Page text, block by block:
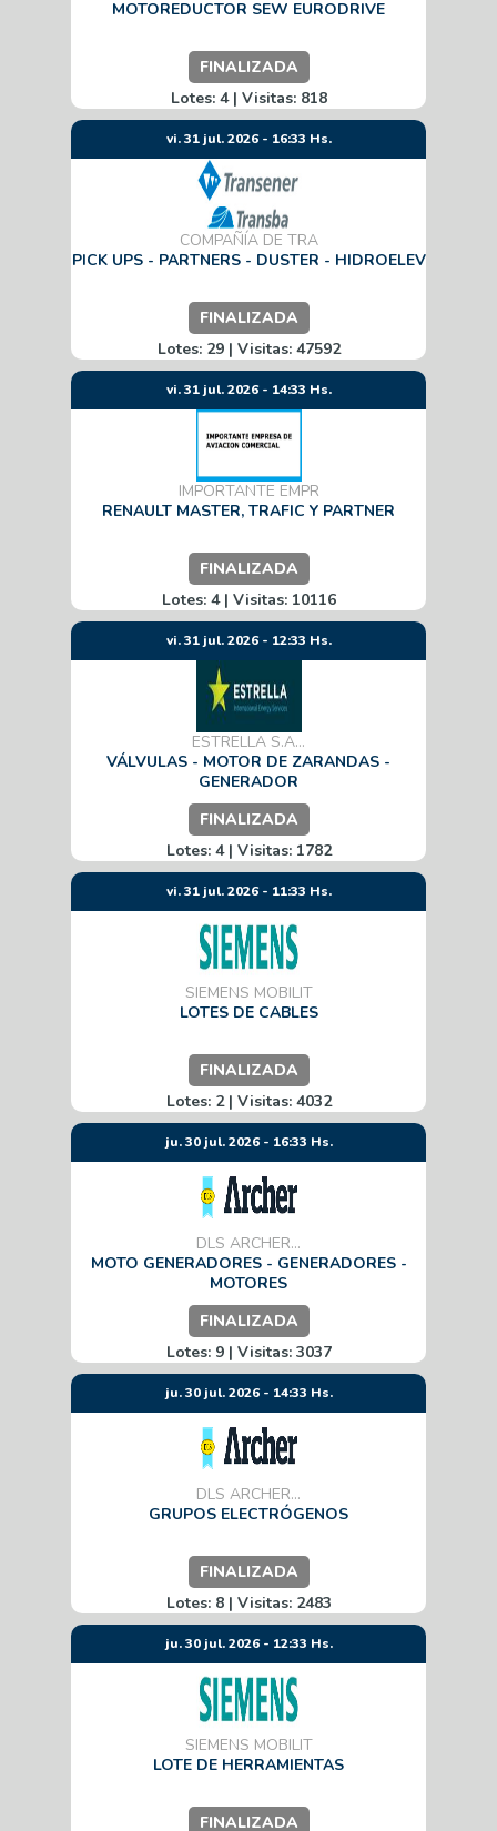
MOTOREDUCTOR SEW EURODRIVE
FINALIZADA
Lotes: 4 | Visitas: 818
vi. 31 jul. 2026 - 16:33 Hs.
COMPAÑÍA DE TRA
PICK UPS - PARTNERS - DUSTER - HIDROELEV
FINALIZADA
Lotes: 29 | Visitas: 47592
vi. 31 jul. 2026 - 14:33 Hs.
IMPORTANTE EMPR
RENAULT MASTER, TRAFIC Y PARTNER
FINALIZADA
Lotes: 4 | Visitas: 10116
vi. 31 jul. 2026 - 12:33 Hs.
ESTRELLA S.A...
VÁLVULAS - MOTOR DE ZARANDAS -
GENERADOR
FINALIZADA
Lotes: 4 | Visitas: 1782
vi. 31 jul. 2026 - 11:33 Hs.
SIEMENS MOBILIT
LOTES DE CABLES
FINALIZADA
Lotes: 2 | Visitas: 4032
ju. 30 jul. 2026 - 16:33 Hs.
DLS ARCHER...
MOTO GENERADORES - GENERADORES -
MOTORES
FINALIZADA
Lotes: 9 | Visitas: 3037
ju. 30 jul. 2026 - 14:33 Hs.
DLS ARCHER...
GRUPOS ELECTRÓGENOS
FINALIZADA
Lotes: 8 | Visitas: 2483
ju. 30 jul. 2026 - 12:33 Hs.
SIEMENS MOBILIT
LOTE DE HERRAMIENTAS
FINALIZADA